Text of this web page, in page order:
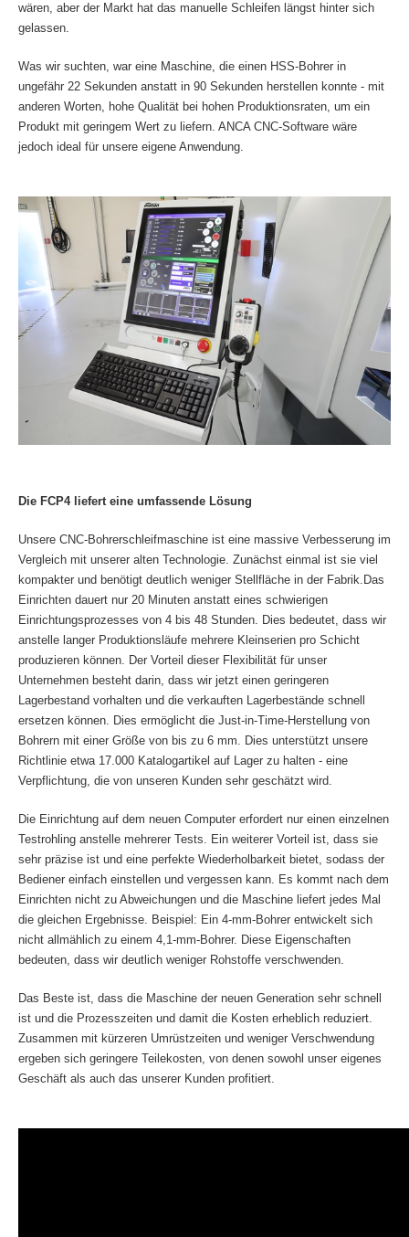
wären, aber der Markt hat das manuelle Schleifen längst hinter sich
gelassen.
Was wir suchten, war eine Maschine, die einen HSS-Bohrer in
ungefähr 22 Sekunden anstatt in 90 Sekunden herstellen konnte - mit
anderen Worten, hohe Qualität bei hohen Produktionsraten, um ein
Produkt mit geringem Wert zu liefern. ANCA CNC-Software wäre
jedoch ideal für unsere eigene Anwendung.
Die FCP4 liefert eine umfassende Lösung
Unsere CNC-Bohrerschleifmaschine ist eine massive Verbesserung im
Vergleich mit unserer alten Technologie. Zunächst einmal ist sie viel
kompakter und benötigt deutlich weniger Stellfläche in der Fabrik.Das
Einrichten dauert nur 20 Minuten anstatt eines schwierigen
Einrichtungsprozesses von 4 bis 48 Stunden. Dies bedeutet, dass wir
anstelle langer Produktionsläufe mehrere Kleinserien pro Schicht
produzieren können. Der Vorteil dieser Flexibilität für unser
Unternehmen besteht darin, dass wir jetzt einen geringeren
Lagerbestand vorhalten und die verkauften Lagerbestände schnell
ersetzen können. Dies ermöglicht die Just-in-Time-Herstellung von
Bohrern mit einer Größe von bis zu 6 mm. Dies unterstützt unsere
Richtlinie etwa 17.000 Katalogartikel auf Lager zu halten - eine
Verpflichtung, die von unseren Kunden sehr geschätzt wird.
Die Einrichtung auf dem neuen Computer erfordert nur einen einzelnen
Testrohling anstelle mehrerer Tests. Ein weiterer Vorteil ist, dass sie
sehr präzise ist und eine perfekte Wiederholbarkeit bietet, sodass der
Bediener einfach einstellen und vergessen kann. Es kommt nach dem
Einrichten nicht zu Abweichungen und die Maschine liefert jedes Mal
die gleichen Ergebnisse. Beispiel: Ein 4-mm-Bohrer entwickelt sich
nicht allmählich zu einem 4,1-mm-Bohrer. Diese Eigenschaften
bedeuten, dass wir deutlich weniger Rohstoffe verschwenden.
Das Beste ist, dass die Maschine der neuen Generation sehr schnell
ist und die Prozesszeiten und damit die Kosten erheblich reduziert.
Zusammen mit kürzeren Umrüstzeiten und weniger Verschwendung
ergeben sich geringere Teilekosten, von denen sowohl unser eigenes
Geschäft als auch das unserer Kunden profitiert.